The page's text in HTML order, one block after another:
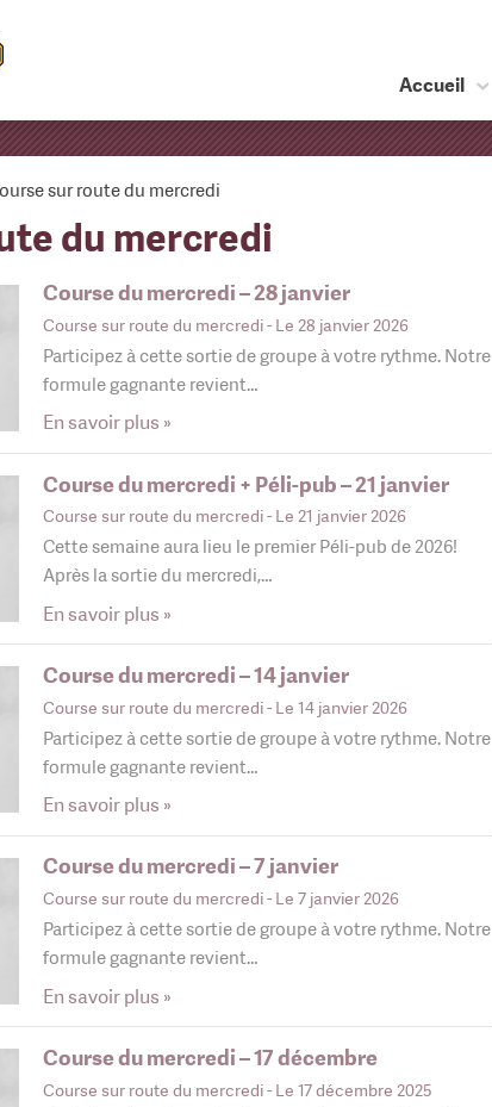
Accueil
sur route du mercredi
du mercredi
Course du mercredi – 28 janvier
Course sur route du mercredi- Le 28 janvier 2026
Participez à cette sortie de groupe à votre rythme. Notre
formule gagnante revient…
En savoir plus »
Course du mercredi + Péli-pub – 21 janvier
Course sur route du mercredi- Le 21 janvier 2026
Cette semaine aura lieu le premier Péli-pub de 2026!
Après la sortie du mercredi,…
En savoir plus »
Course du mercredi – 14 janvier
Course sur route du mercredi- Le 14 janvier 2026
Participez à cette sortie de groupe à votre rythme. Notre
formule gagnante revient…
En savoir plus »
Course du mercredi – 7 janvier
Course sur route du mercredi- Le 7 janvier 2026
Participez à cette sortie de groupe à votre rythme. Notre
formule gagnante revient…
En savoir plus »
Course du mercredi – 17 décembre
Course sur route du mercredi- Le 17 décembre 2025